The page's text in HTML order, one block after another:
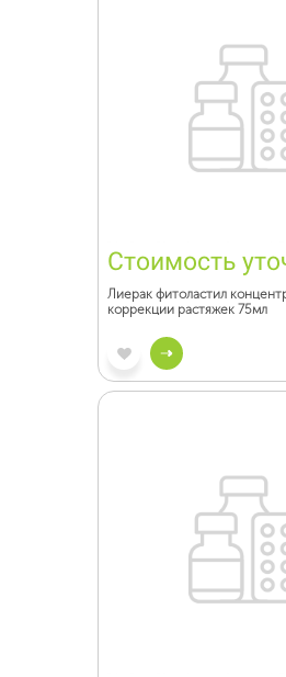
Стоимость
Лиерак фитоластил
коррекции растяжек 75мл